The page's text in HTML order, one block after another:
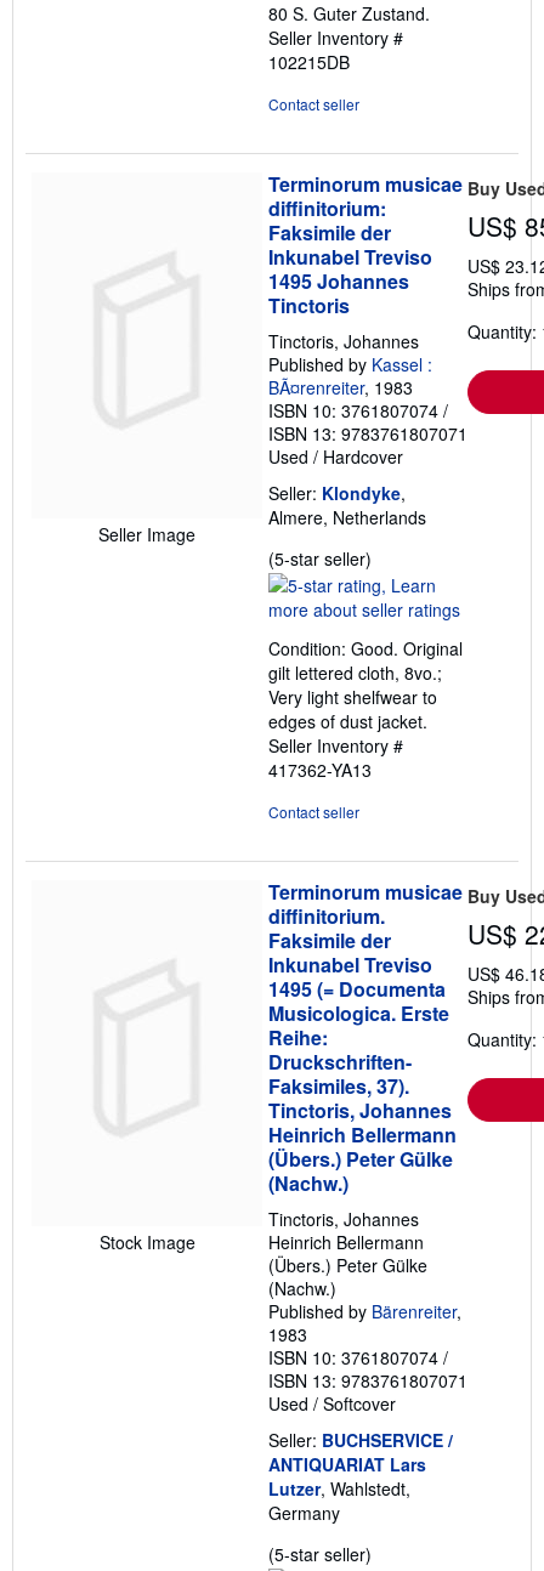
out
of
80 S. Guter Zustand.
Seller Inventory #
102215DB
Contact seller
Seller Image
Terminorum musicae
diffinitorium:
Faksimile der
Inkunabel Treviso
1495 Johannes
Tinctoris
Tinctoris, Johannes
Published by Kassel :
BÃ¤renreiter, 1983
ISBN 10: 3761807074 /
ISBN 13: 9783761807071
Used / Hardcover
Seller: Klondyke,
Almere, Netherlands
(5-star seller)
rating
5
of
5
stars
Condition: Good. Original
gilt lettered cloth, 8vo.;
Very light shelfwear to
edges of dust jacket.
Seller Inventory #
417362-YA13
Contact seller
Buy
US$
US$
Ships
Quantity:
Stock Image
Terminorum musicae
diffinitorium.
Faksimile der
Inkunabel Treviso
1495 (= Documenta
Musicologica. Erste
Reihe:
Druckschriften-
Faksimiles, 37).
Tinctoris, Johannes
Heinrich Bellermann
(Übers.) Peter Gülke
(Nachw.)
Tinctoris, Johannes
Heinrich Bellermann
(Übers.) Peter Gülke
(Nachw.)
Published by Bärenreiter,
1983
ISBN 10: 3761807074 /
ISBN 13: 9783761807071
Used / Softcover
Seller: BUCHSERVICE /
ANTIQUARIAT Lars
Lutzer, Wahlstedt,
Germany
(5-star seller)
Buy
US$
US$
Ships
Quantity: